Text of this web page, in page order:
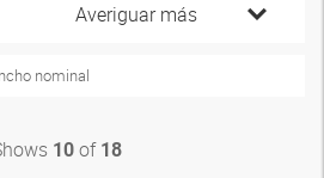
Averiguar más
nominal
10of 18